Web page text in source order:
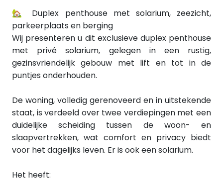
🏡 Duplex penthouse met solarium, zeezicht,
parkeerplaats en berging
Wij presenteren u dit exclusieve duplex penthouse
met privé solarium, gelegen in een rustig,
gezinsvriendelijk gebouw met lift en tot in de
puntjes onderhouden.
De woning, volledig gerenoveerd en in uitstekende
staat, is verdeeld over twee verdiepingen met een
duidelijke scheiding tussen de woon- en
slaapvertrekken, wat comfort en privacy biedt
voor het dagelijks leven. Er is ook een solarium.
Het heeft: